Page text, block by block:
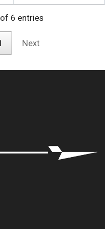
6 entries
Next